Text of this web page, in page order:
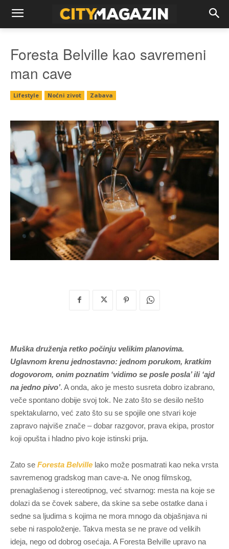
Foresta Belville kao savremeni
man cave
Lifestyle Noćni zivot Zabava
Muška druženja retko počinju velikim planovima.
Uglavnom krenu jednostavno: jednom porukom, kratkim
dogovorom, onim poznatim ‘vidimo se posle posla’ ili ‘ajd
na jedno pivo’. A onda, ako je mesto susreta dobro izabrano,
veče spontano dobije svoj tok. Ne zato što se desilo nešto
spektakularno, već zato što su se spojile one stvari koje
zapravo najviše znače – dobar razgovor, prava ekipa, prostor
koji opušta i hladno pivo koje istinski prija.
Zato se Foresta Belville lako može posmatrati kao neka vrsta
savremenog gradskog man cave-a. Ne onog filmskog,
prenaglašenog i stereotipnog, već stvarnog: mesta na koje se
dolazi da se čovek sabere, da skine sa sebe ostatke dana i
sedne sa ljudima s kojima ne mora mnogo da objašnjava ni
sebe ni raspoloženje. Takva mesta se ne prave od velikih
ideja, nego od dobrog osećaja. A Foresta Belville upravo na